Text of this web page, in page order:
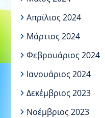
Απρίλιος 2024
Μάρτιος 2024
Φεβρουάριος 2024
Ιανουάριος 2024
Δεκέμβριος 2023
Νοέμβριος 2023